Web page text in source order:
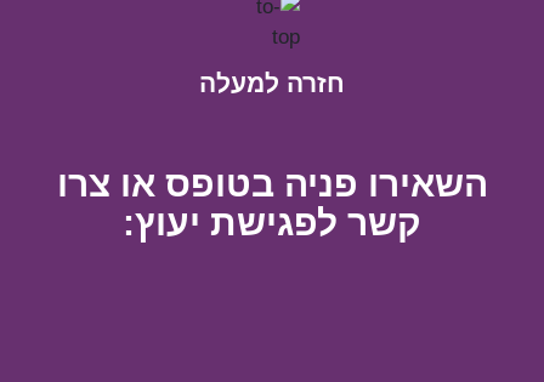
חזרה למעלה
השאירו פניה בטופס או צרו
קשר לפגישת יעוץ: